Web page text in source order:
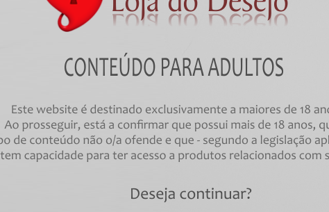
PRESERVATIVOS SKYN - ELITE
CONDOMS 10 UNIDADES
Código:00032120